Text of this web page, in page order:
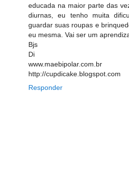
educada na maior parte das
diurnas, eu tenho muita
guardar suas roupas e
eu mesma. Vai ser um
Bjs
Di
www.maebipolar.com.br
http://cupdicake.blogspot.com
Responder